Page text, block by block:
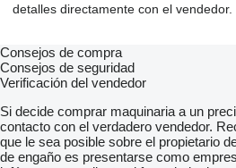
detalles directamente con el vendedor.
Consejos de compra
Consejos de seguridad
Verificación del vendedor
Si decide comprar maquinaria a un
contacto con el verdadero vendedor.
que le sea posible sobre el propietario
de engaño es presentarse como